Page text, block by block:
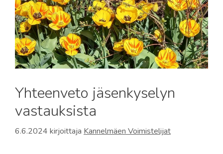
Yhteenveto jäsenkyselyn
vastauksista
6.6.2024 kirjoittaja Kannelmäen Voimistelijat